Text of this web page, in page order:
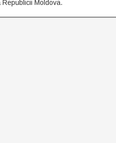
Moldova.